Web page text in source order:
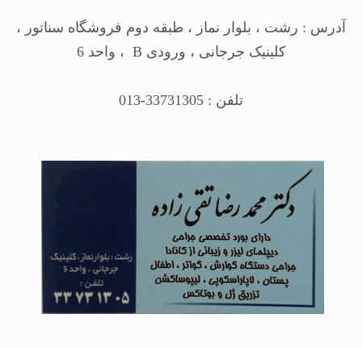
آدرس : رشت ، بلوار نماز ، طبقه دوم فروشگاه سناتور ،
کلینیک جرجانی ، ورودی B ، واحد 6
تلفن : 33731305-013